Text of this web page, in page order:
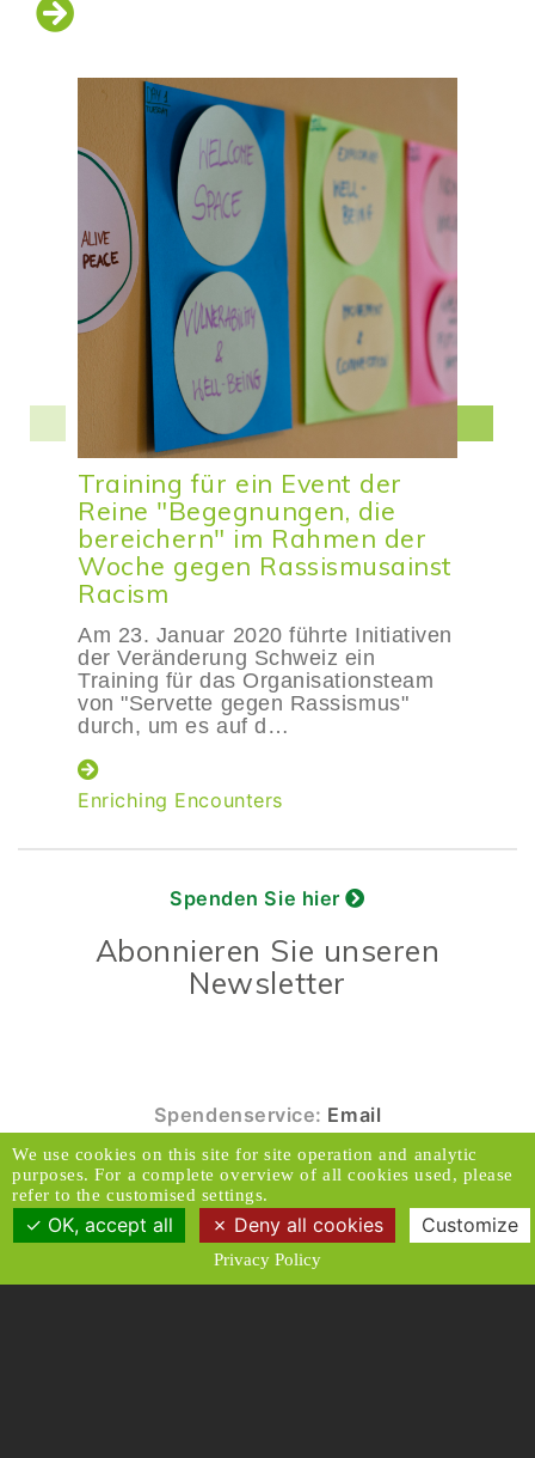
Training für ein Event der
Reine "Begegnungen, die
bereichern" im Rahmen der
Woche gegen Rassismusainst
Racism
Am 23. Januar 2020 führte Initiativen
der Veränderung Schweiz ein
Training für das Organisationsteam
von "Servette gegen Rassismus"
durch, um es auf d…
Enriching Encounters
Spenden Sie hier
Abonnieren Sie unseren
Newsletter
Spendenservice: Email
© 2026 Caux Initiativen der Veränderung. Alle
Rechte vorbehalten.
Kontakt & Adresse
Haftungsausschluss
Medien
Datenschutzrichtlinien
We use cookies on this site for site operation and analytic
purposes. For a complete overview of all cookies used, please
refer to the customised settings.
OK, accept all Deny all cookies Customize
Privacy Policy